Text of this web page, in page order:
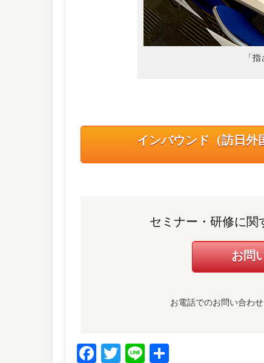
「
インバウンド（訪日外
セミナー・研修に関
お問
お電話でのお問い合わ
Facebook
Twitter
Line